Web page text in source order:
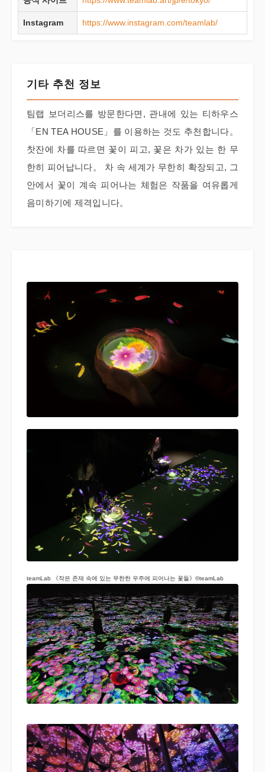
Instagram https://www.instagram.com/teamlab/
기타 추천 정보
팀랩 보더리스를 방문한다면, 관내에 있는 티하우스
「EN TEA HOUSE」를 이용하는 것도 추천합니다。
찻잔에 차를 따르면 꽃이 피고, 꽃은 차가 있는 한 무
한히 피어납니다。 차 속 세계가 무한히 확장되고, 그
안에서 꽃이 계속 피어나는 체험은 작품을 여유롭게
음미하기에 제격입니다。
teamLab 《작은 존재 속에 있는 무한한 우주에 피어나는 꽃들》©teamLab